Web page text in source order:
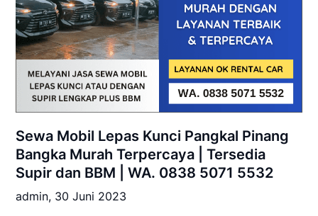
Sewa Mobil Lepas Kunci Pangkal Pinang
Bangka Murah Terpercaya | Tersedia
Supir dan BBM | WA. 0838 5071 5532
admin, 30 Juni 2023